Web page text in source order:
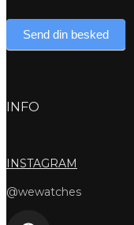
Send din besked
INFO
INSTAGRAM
@wewatches